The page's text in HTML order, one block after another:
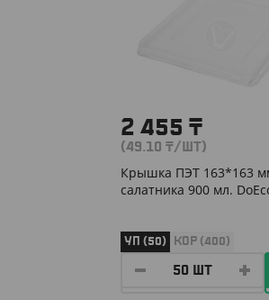
2 455 ₸
(49.10 ₸/ШТ)
Крышка ПЭТ 163*163
салатника 900 мл.
УП (50) КОР (400)